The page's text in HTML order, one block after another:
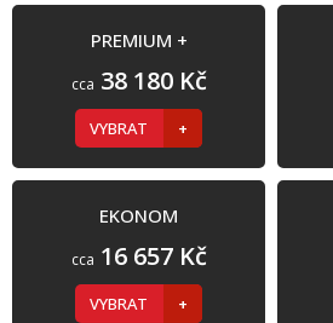
PREMIUM +
cca 38 180 Kč
VYBRAT
EKONOM
cca 16 657 Kč
VYBRAT